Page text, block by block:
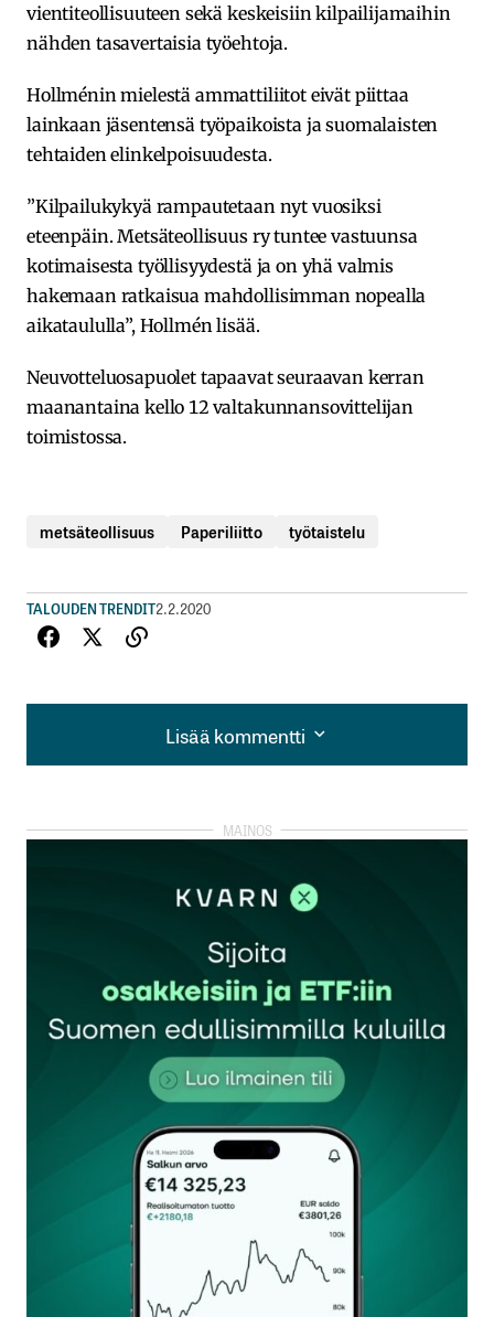
vientiteollisuuteen sekä keskeisiin kilpailijamaihin
nähden tasavertaisia työehtoja.
Hollménin mielestä ammattiliitot eivät piittaa
lainkaan jäsentensä työpaikoista ja suomalaisten
tehtaiden elinkelpoisuudesta.
”Kilpailukykyä rampautetaan nyt vuosiksi
eteenpäin. Metsäteollisuus ry tuntee vastuunsa
kotimaisesta työllisyydestä ja on yhä valmis
hakemaan ratkaisua mahdollisimman nopealla
aikataululla”, Hollmén lisää.
Neuvotteluosapuolet tapaavat seuraavan kerran
maanantaina kello 12 valtakunnansovittelijan
toimistossa.
metsäteollisuus Paperiliitto työtaistelu
TALOUDEN TRENDIT2.2.2020
Lisää kommentti
Lisää kommentti
kirjautua
rekisteröityä
Sähköpostiosoitettasi ei julkaista.Pakolliset
kentät on merkitty*
Kommentti*
Nimesi tai nimimerkkisi